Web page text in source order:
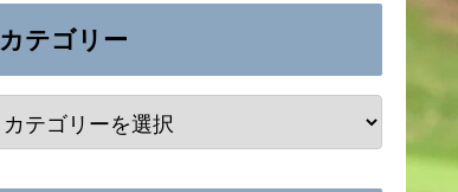
カテゴリー